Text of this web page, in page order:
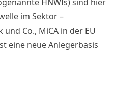
im Sektor –
Co., MiCA in der EU
eine neue Anlegerbasis